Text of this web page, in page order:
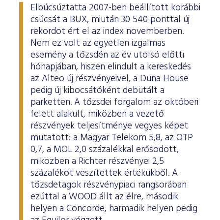
Elbúcsúztatta 2007-ben beállított korábbi
csúcsát a BUX, miután 30 540 ponttal új
rekordot ért el az index novemberben.
Nem ez volt az egyetlen izgalmas
esemény a tőzsdén az év utolsó előtti
hónapjában, hiszen elindult a kereskedés
az Alteo új részvényeivel, a Duna House
pedig új kibocsátóként debütált a
parketten. A tőzsdei forgalom az októberi
felett alakult, miközben a vezető
részvények teljesítménye vegyes képet
mutatott: a Magyar Telekom 5,8, az OTP
0,7, a MOL 2,0 százalékkal erősödött,
miközben a Richter részvényei 2,5
százalékot veszítettek értékükből. A
tőzsdetagok részvénypiaci rangsorában
ezúttal a WOOD állt az élre, második
helyen a Concorde, harmadik helyen pedig